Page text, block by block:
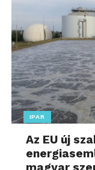
IPAR
Az EU új
magyar